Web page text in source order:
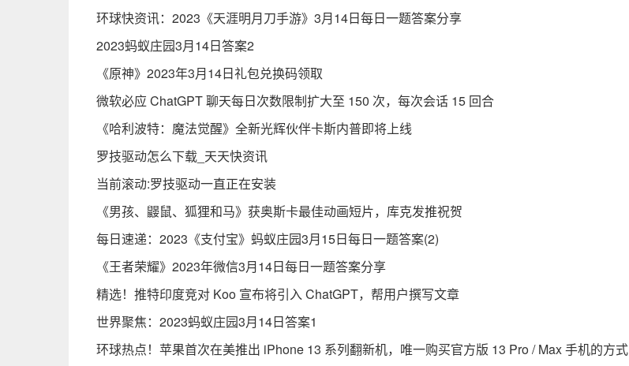
环球快资讯：2023《天涯明月刀手游》3月14日每日一题答案分享
2023蚂蚁庄园3月14日答案2
《原神》2023年3月14日礼包兑换码领取
微软必应 ChatGPT 聊天每日次数限制扩大至 150 次，每次会话 15 回合
《哈利波特：魔法觉醒》全新光辉伙伴卡斯内普即将上线
罗技驱动怎么下载_天天快资讯
当前滚动:罗技驱动一直正在安装
《男孩、鼹鼠、狐狸和马》获奥斯卡最佳动画短片，库克发推祝贺
每日速递：2023《支付宝》蚂蚁庄园3月15日每日一题答案(2)
《王者荣耀》2023年微信3月14日每日一题答案分享
精选！推特印度竞对 Koo 宣布将引入 ChatGPT，帮用户撰写文章
世界聚焦：2023蚂蚁庄园3月14日答案1
环球热点！苹果首次在美推出 iPhone 13 系列翻新机，唯一购买官方版 13 Pro / Max 手机的方式